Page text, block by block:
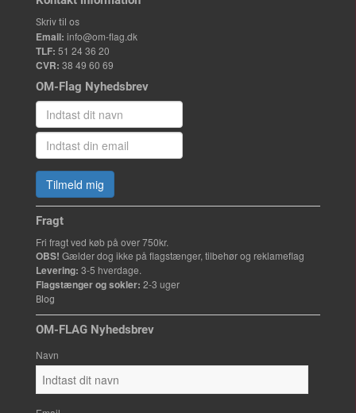
Skriv til os
Email: info@om-flag.dk
TLF: 51 24 36 20
CVR: 38 49 60 69
OM-Flag Nyhedsbrev
Tilmeld mig
Fragt
Fri fragt ved køb på over 750kr.
OBS! Gælder dog ikke på flagstænger, tilbehør og reklameflag
Levering: 3-5 hverdage.
Flagstænger og sokler: 2-3 uger
Blog
OM-FLAG Nyhedsbrev
Navn